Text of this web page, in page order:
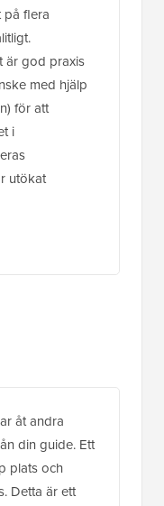
på flera
är god praxis
med hjälp
för att
i
utökat
åt andra
din guide. Ett
plats och
Detta är ett